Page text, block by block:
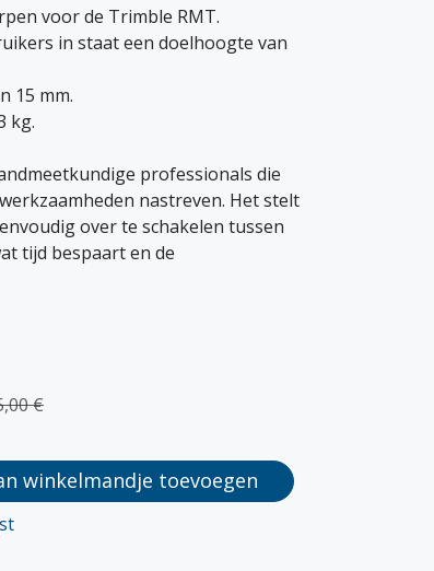
voor de Trimble RMT.
in staat een doelhoogte van
15 mm.
kg.
professionals die
nastreven. Het stelt
over te schakelen tussen
tijd bespaart en de
€
winkelmandje toevoegen